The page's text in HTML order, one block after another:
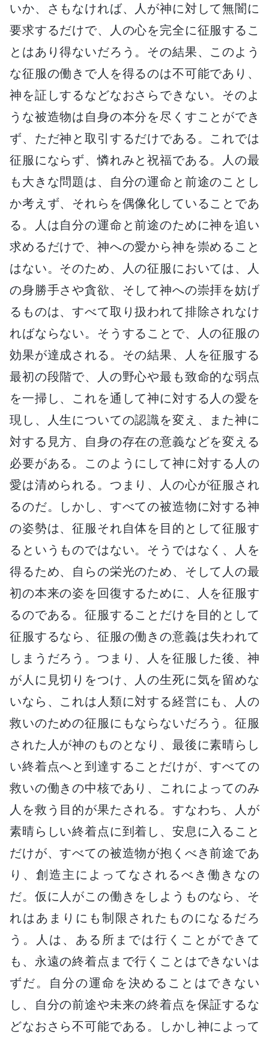
いか、さもなければ、人が神に対して無闇に
要求するだけで、人の心を完全に征服するこ
とはあり得ないだろう。その結果、このよう
な征服の働きで人を得るのは不可能であり、
神を証しするなどなおさらできない。そのよ
うな被造物は自身の本分を尽くすことができ
ず、ただ神と取引するだけである。これでは
征服にならず、憐れみと祝福である。人の最
も大きな問題は、自分の運命と前途のことし
か考えず、それらを偶像化していることであ
る。人は自分の運命と前途のために神を追い
求めるだけで、神への愛から神を崇めること
はない。そのため、人の征服においては、人
の身勝手さや貪欲、そして神への崇拝を妨げ
るものは、すべて取り扱われて排除されなけ
ればならない。そうすることで、人の征服の
効果が達成される。その結果、人を征服する
最初の段階で、人の野心や最も致命的な弱点
を一掃し、これを通して神に対する人の愛を
現し、人生についての認識を変え、また神に
対する見方、自身の存在の意義などを変える
必要がある。このようにして神に対する人の
愛は清められる。つまり、人の心が征服され
るのだ。しかし、すべての被造物に対する神
の姿勢は、征服それ自体を目的として征服す
るというものではない。そうではなく、人を
得るため、自らの栄光のため、そして人の最
初の本来の姿を回復するために、人を征服す
るのである。征服することだけを目的として
征服するなら、征服の働きの意義は失われて
しまうだろう。つまり、人を征服した後、神
が人に見切りをつけ、人の生死に気を留めな
いなら、これは人類に対する経営にも、人の
救いのための征服にもならないだろう。征服
された人が神のものとなり、最後に素晴らし
い終着点へと到達することだけが、すべての
救いの働きの中核であり、これによってのみ
人を救う目的が果たされる。すなわち、人が
素晴らしい終着点に到着し、安息に入ること
だけが、すべての被造物が抱くべき前途であ
り、創造主によってなされるべき働きなの
だ。仮に人がこの働きをしようものなら、そ
れはあまりにも制限されたものになるだろ
う。人は、ある所までは行くことができて
も、永遠の終着点まで行くことはできないは
ずだ。自分の運命を決めることはできない
し、自分の前途や未来の終着点を保証するな
どなおさら不可能である。しかし神によって